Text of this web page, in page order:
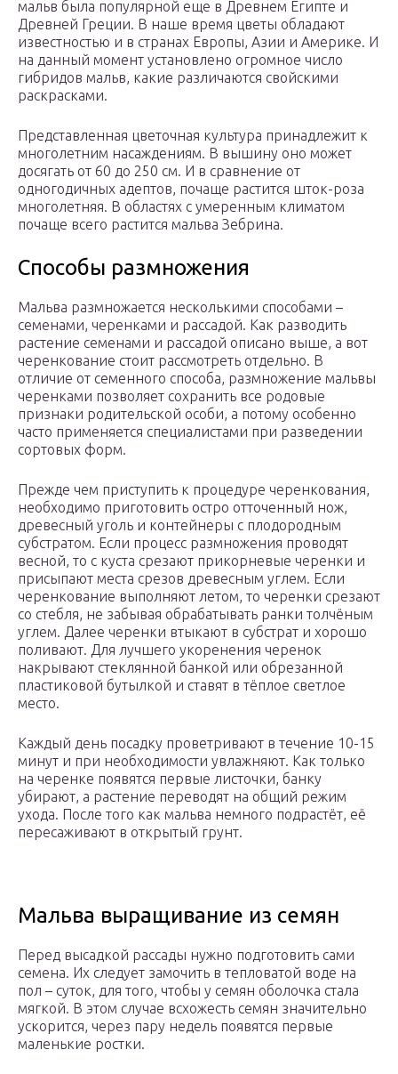
мальв была популярной еще в Древнем Египте и
Древней Греции. В наше время цветы обладают
известностью и в странах Европы, Азии и Америке. И
на данный момент установлено огромное число
гибридов мальв, какие различаются свойскими
раскрасками.
Представленная цветочная культура принадлежит к
многолетним насаждениям. В вышину оно может
досягать от 60 до 250 см. И в сравнение от
одногодичных адептов, почаще растится шток-роза
многолетняя. В областях с умеренным климатом
почаще всего растится мальва Зебрина.
Способы размножения
Мальва размножается несколькими способами –
семенами, черенками и рассадой. Как разводить
растение семенами и рассадой описано выше, а вот
черенкование стоит рассмотреть отдельно. В
отличие от семенного способа, размножение мальвы
черенками позволяет сохранить все родовые
признаки родительской особи, а потому особенно
часто применяется специалистами при разведении
сортовых форм.
Прежде чем приступить к процедуре черенкования,
необходимо приготовить остро отточенный нож,
древесный уголь и контейнеры с плодородным
субстратом. Если процесс размножения проводят
весной, то с куста срезают прикорневые черенки и
присыпают места срезов древесным углем. Если
черенкование выполняют летом, то черенки срезают
со стебля, не забывая обрабатывать ранки толчёным
углем. Далее черенки втыкают в субстрат и хорошо
поливают. Для лучшего укоренения черенок
накрывают стеклянной банкой или обрезанной
пластиковой бутылкой и ставят в тёплое светлое
место.
Каждый день посадку проветривают в течение 10-15
минут и при необходимости увлажняют. Как только
на черенке появятся первые листочки, банку
убирают, а растение переводят на общий режим
ухода. После того как мальва немного подрастёт, её
пересаживают в открытый грунт.
Мальва выращивание из семян
Перед высадкой рассады нужно подготовить сами
семена. Их следует замочить в тепловатой воде на
пол – суток, для того, чтобы у семян оболочка стала
мягкой. В этом случае всхожесть семян значительно
ускорится, через пару недель появятся первые
маленькие ростки.